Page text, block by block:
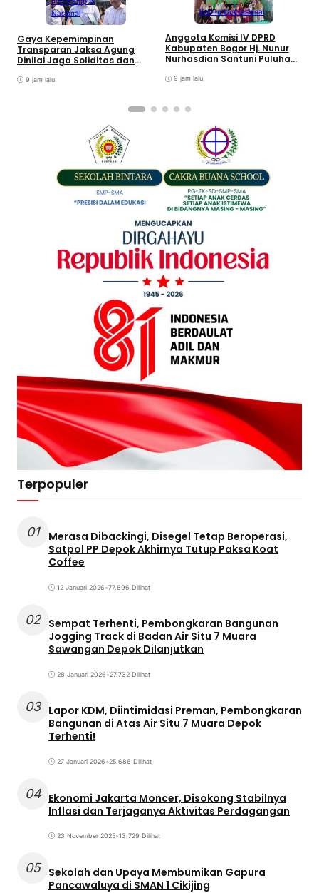
Nasional
Gaya Kepemimpinan
Transparan Jaksa Agung
Dinilai Jaga Soliditas dan
Adhyaksa
9 jam lalu
KomunitasNasional
Anggota Komisi IV DPRD
Kabupaten Bogor Hj. Nunur
Nurhasdian Santuni Puluhan
9 jam lalu
Terpopuler
01
Merasa Dibackingi, Disegel Tetap Beroperasi,
Satpol PP Depok Akhirnya Tutup Paksa Koat
Coffee
12 Januari 2026•77.896 Dilihat
02 Sempat Terhenti, Pembongkaran Bangunan
Jogging Track di Badan Air Situ 7 Muara
Sawangan Depok Dilanjutkan
28 Januari 2026•27.732 Dilihat
03 Lapor KDM, Diintimidasi Preman, Pembongkaran
Bangunan di Atas Air Situ 7 Muara Depok
Terhenti!
27 Januari 2026•25.686 Dilihat
04 Ekonomi Jakarta Moncer, Disokong Stabilnya
Inflasi dan Terjaganya Aktivitas Perdagangan
23 November 2025•13.729 Dilihat
05 Sekolah dan Upaya Membumikan Gapura
Pancawaluya di SMAN 1 Cikijing